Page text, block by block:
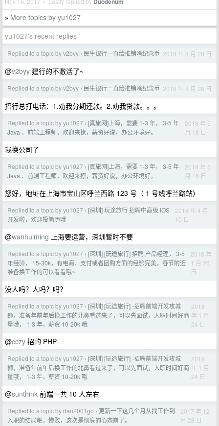
» More topics by yu1027
yu1027's recent replies
Replied to a topic by v2byy › 民生银行一直给推销啥纪念币 2018 年 8 月 28 日
@v2byy 建行的不激活了~
Replied to a topic by v2byy › 民生银行一直给推销啥纪念币 2018 年 8 月 28 日
招行总打电话：1.劝我分期还款。2.劝我贷款。。。
Replied to a topic by yu1027 › [真旅网]上海，需要 1-3 年， 3-5 年
Java 、前端工程师，欢迎来撩，薪资好说，办公环境好。
2018 年 5
月 18 日
我换公司了
Replied to a topic by yu1027 › [真旅网]上海，需要 1-3 年， 3-5 年
Java 、前端工程师，欢迎来撩，薪资好说，办公环境好。
2018 年 5
月 16 日
您好，地址在上海市宝山区呼兰西路 123 号（ 1 号线呼兰路站）
Replied to a topic by yu1027 › [深圳] 玩途旅行 招聘中高级 iOS
开发啦，欢迎投简历哦
2018 年 4 月
10 日
@wanhuiming 上海要运营，深圳暂时不要
Replied to a topic by yu1027 › [深圳] [玩途旅行] 招聘 产品经理， 3-5
年经验， 15-30k，有电商、支付或者团购方面的经验完美，春节附近
准备换工作的可以看看哦~
2018 年
1 月 26
日
没人吗？人吗？吗？
Replied to a topic by yu1027 › [深圳] [玩途旅行] -招聘前端开发攻城
狮，准备年前年后换工作的北鼻看过来了，可以先面试，入职时间好商
量哦， 1-3 年，薪资 10-20k 哦
2018
年 1 月
24 日
@cczy 招的 PHP
Replied to a topic by yu1027 › [深圳] [玩途旅行] -招聘前端开发攻城
狮，准备年前年后换工作的北鼻看过来了，可以先面试，入职时间好商
量哦， 1-3 年，薪资 10-20k 哦
2018
年 1 月
24 日
@sunthink 前端一共 10 人左右
Replied to a topic by dan2001go › 更新一下这几个月从找工作到
入职的结局吧，惨败，这次是彻底的心态崩了。
2017 年 12
月 28 日